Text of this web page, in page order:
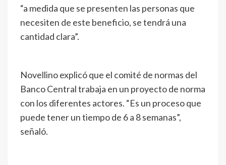
“a medida que se presenten las personas que
necesiten de este beneficio, se tendrá una
cantidad clara”.
Novellino explicó que el comité de normas del
Banco Central trabaja en un proyecto de norma
con los diferentes actores. “Es un proceso que
puede tener un tiempo de 6 a 8 semanas”,
señaló.